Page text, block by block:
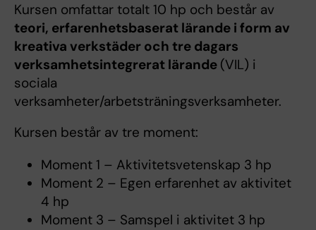
Kursen omfattar totalt 10 hp och består av
teori, erfarenhetsbaserat lärande i form av
kreativa verkstäder och tre dagars
verksamhetsintegrerat lärande (VIL) i
sociala
verksamheter/arbetsträningsverksamheter.
Kursen består av tre moment:
Moment 1 – Aktivitetsvetenskap 3 hp
Moment 2 – Egen erfarenhet av aktivitet
4 hp
Moment 3 – Samspel i aktivitet 3 hp